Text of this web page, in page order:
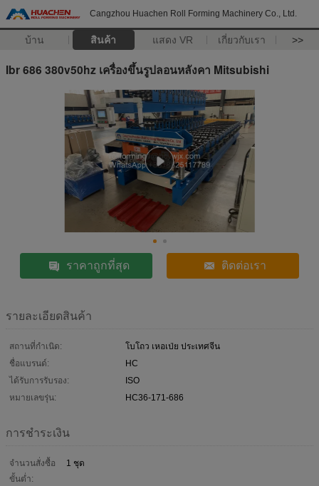
Cangzhou Huachen Roll Forming Machinery Co., Ltd.
บ้าน สินค้า แสดง VR เกี่ยวกับเรา >>
Ibr 686 380v50hz เครื่องขึ้นรูปลอนหลังคา Mitsubishi
ราคาถูกที่สุด ติดต่อเรา
รายละเอียดสินค้า
สถานที่กำเนิด:
โบโถว เหอเป่ย ประเทศจีน
ชื่อแบรนด์:
HC
ได้รับการรับรอง:
ISO
หมายเลขรุ่น:
HC36-171-686
การชำระเงิน
จำนวนสั่งซื้อ
ขั้นต่ำ:
1 ชุด